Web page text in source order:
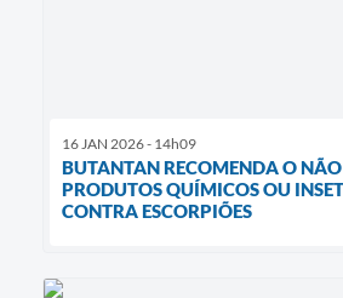
16 JAN 2026 - 14h09
BUTANTAN RECOMENDA O NÃO
PRODUTOS QUÍMICOS OU
CONTRA ESCORPIÕES